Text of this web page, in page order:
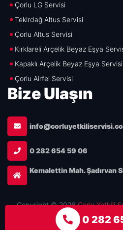
Çorlu LG Servisi
Tekirdağ Altus Servisi
Çorlu Altus Servisi
Kırklareli Arçelik Beyaz Eşya
Kapaklı Arçelik Beyaz Eşya Servisi
Çorlu Airfel Servisi
Bize Ulaşın
0 282 654 59 06
Kemalettin Mah. Şadırvan
Copyright © 2026Çorlu Yetkili
Tasarım &
çorlu web
0 282